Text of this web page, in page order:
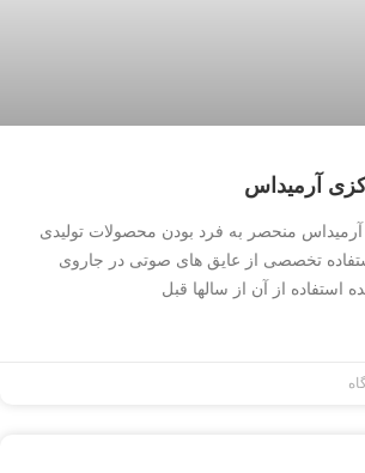
آرمیداس
منحصر به فرد بودن محصولات تولیدی
تخصصی از عایق های صوتی در جاروی
استفاده از آن از سالها قبل